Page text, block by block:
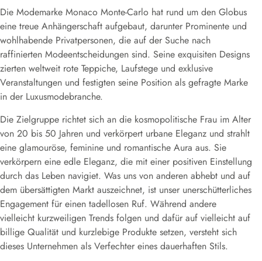
Die Modemarke Monaco Monte-Carlo hat rund um den Globus
eine treue Anhängerschaft aufgebaut, darunter Prominente und
wohlhabende Privatpersonen, die auf der Suche nach
raffinierten Modeentscheidungen sind. Seine exquisiten Designs
zierten weltweit rote Teppiche, Laufstege und exklusive
Veranstaltungen und festigten seine Position als gefragte Marke
in der Luxusmodebranche.
Die Zielgruppe richtet sich an die kosmopolitische Frau im Alter
von 20 bis 50 Jahren und verkörpert urbane Eleganz und strahlt
eine glamouröse, feminine und romantische Aura aus. Sie
verkörpern eine edle Eleganz, die mit einer positiven Einstellung
durch das Leben navigiet. Was uns von anderen abhebt und auf
dem übersättigten Markt auszeichnet, ist unser unerschütterliches
Engagement für einen tadellosen Ruf. Während andere
vielleicht kurzweiligen Trends folgen und dafür auf vielleicht auf
billige Qualität und kurzlebige Produkte setzen, versteht sich
dieses Unternehmen als Verfechter eines dauerhaften Stils.